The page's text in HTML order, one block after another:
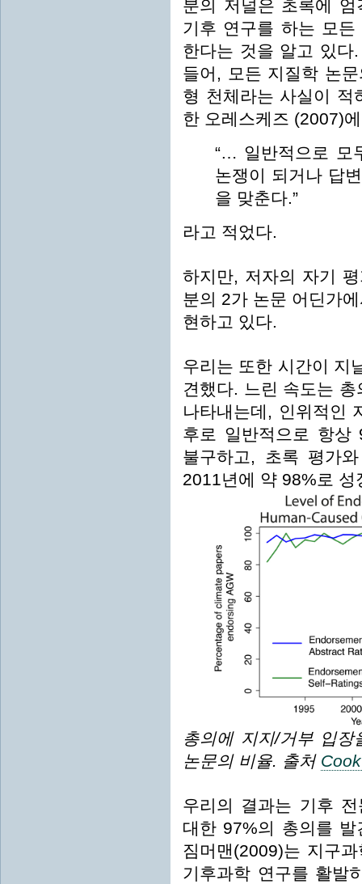
분의 저널은 초록에
기후 연구를 하는 모
한다는 것을 알고 있
들어, 모든 지질학 논
형 천체라는 사실이 적
한 오레스케즈 (2007)
“… 일반적으로 모
논쟁이 되거나 답
을 맞춘다.”
라고 적었다.
하지만, 저자의 자기
분의 2가 논문 어딘가
현하고 있다.
우리는 또한 시간이 지
견했다. 느린 속도는
나타내는데, 인위적인
후로 일반적으로 항상
불구하고, 초록 평가
2011년에 약 98%로 성
총의에 지지/거부 입
논문의 비율. 출처
우리의 결과는 기후
대한 97%의 총의를
짐머맨(2009)는 지구
기후과학 연구를 활발